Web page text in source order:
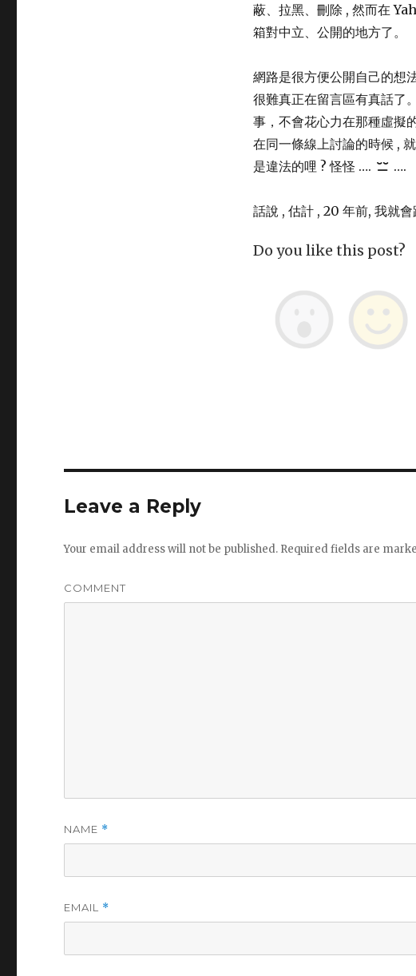
蔽、拉黑、刪除 , 然而在
箱對中立、公開的地方了。
網路是很方便公開自己的想
很難真正在留言區有真話了
事，不會花心力在那種虛擬
在同一條線上討論的時候 ,
是違法的哩 ? 怪怪 ….
….
話說 , 估計 , 20 年前, 我就
Do you like this post?
Leave a Reply
Your email address will not be published. Required fields are
COMMENT
NAME *
EMAIL *